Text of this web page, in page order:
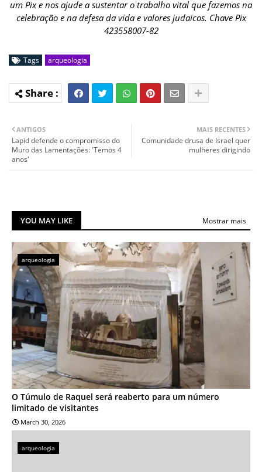
um Pix e nos ajude a sustentar o trabalho vital que fazemos na
celebração e na defesa da vida e valores judaicos. Chave Pix
423558007-82
Tags arqueologia
MAIS RECENTES
Comunidade drusa de Israel quer
mulheres dirigindo
ANTIGOS
Lapid defende o compromisso do
Muro das Lamentações: 'Temos 4
anos'
YOU MAY LIKE Mostrar mais
arqueologia
O Túmulo de Raquel será reaberto para um número
limitado de visitantes
March 30, 2026
arqueologia